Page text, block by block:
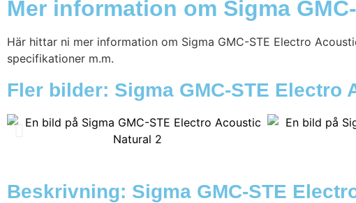
Mer information om Sigma
Här hittar ni mer information om Sigma GMC-STE Electro
specifikationer m.m.
Fler bilder: Sigma GMC-STE Electro
Beskrivning: Sigma GMC-STE